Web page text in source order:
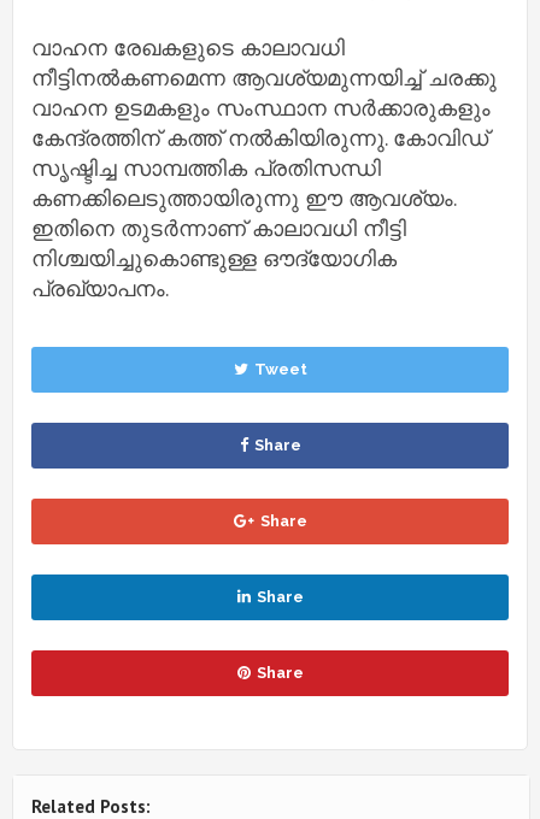
വാഹന രേഖകളുടെ കാലാവധി
നീട്ടിനൽകണമെന്ന ആവശ്യമുന്നയിച്ച് ചരക്കു
വാഹന ഉടമകളും സംസ്ഥാന സർക്കാരുകളും
കേന്ദ്രത്തിന് കത്ത് നൽകിയിരുന്നു. കോവിഡ്
സൃഷ്ടിച്ച സാമ്പത്തിക പ്രതിസന്ധി
കണക്കിലെടുത്തായിരുന്നു ഈ ആവശ്യം.
ഇതിനെ തുടർന്നാണ് കാലാവധി നീട്ടി
നിശ്ചയിച്ചുകൊണ്ടുള്ള ഔദ്യോഗിക
പ്രഖ്യാപനം.
Tweet
Share
Share
Share
Share
Related Posts: